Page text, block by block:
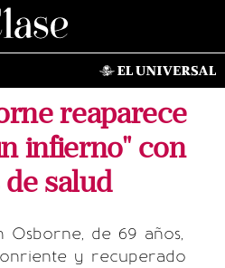
reaparece
infierno" con
salud
Osborne, de 69 años,
y recuperado